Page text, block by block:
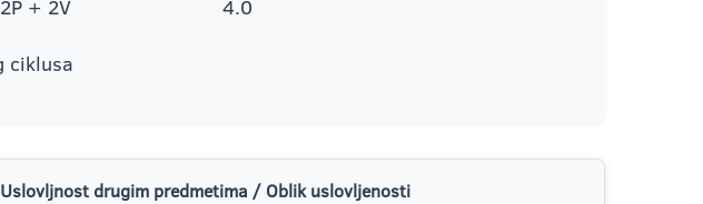
2P + 2V 4.0
ciklusa
Uslovljnost drugim predmetima / Oblik uslovljenosti